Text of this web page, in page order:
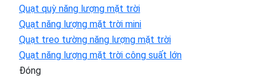
Quạt quỳ năng lượng mặt trời
Quạt năng lượng mặt trời mini
Quạt treo tường năng lượng mặt trời
Quạt năng lượng mặt trời công suất lớn
Đóng